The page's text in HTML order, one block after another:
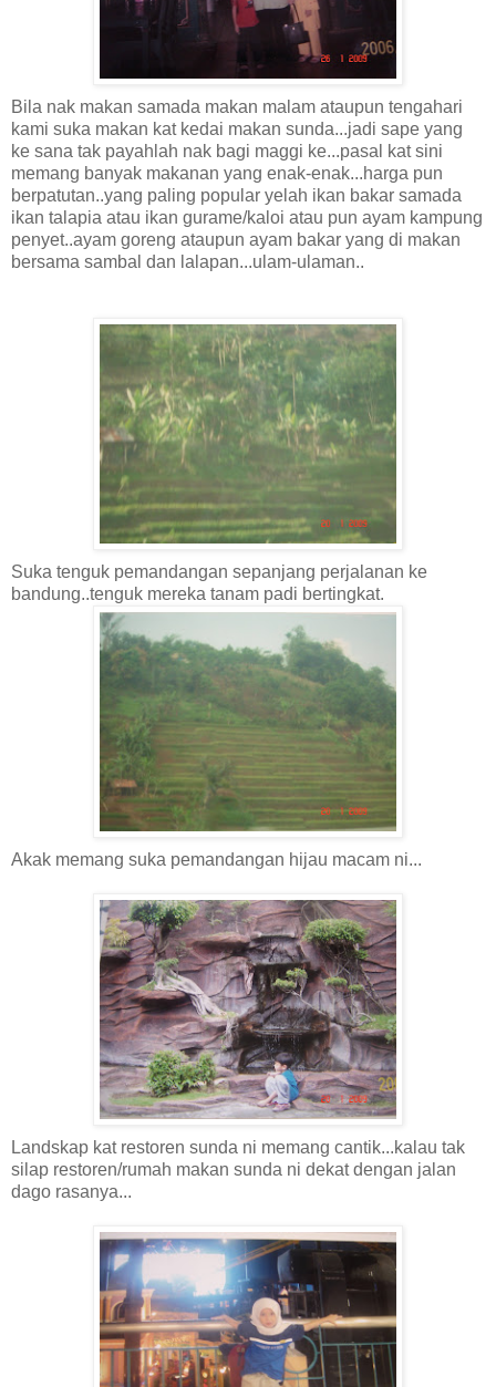
Bila nak makan samada makan malam ataupun tengahari
kami suka makan kat kedai makan sunda...jadi sape yang
ke sana tak payahlah nak bagi maggi ke...pasal kat sini
memang banyak makanan yang enak-enak...harga pun
berpatutan..yang paling popular yelah ikan bakar samada
ikan talapia atau ikan gurame/kaloi atau pun ayam kampung
penyet..ayam goreng ataupun ayam bakar yang di makan
bersama sambal dan lalapan...ulam-ulaman..
Suka tenguk pemandangan sepanjang perjalanan ke
bandung..tenguk mereka tanam padi bertingkat.
Akak memang suka pemandangan hijau macam ni...
Landskap kat restoren sunda ni memang cantik...kalau tak
silap restoren/rumah makan sunda ni dekat dengan jalan
dago rasanya...